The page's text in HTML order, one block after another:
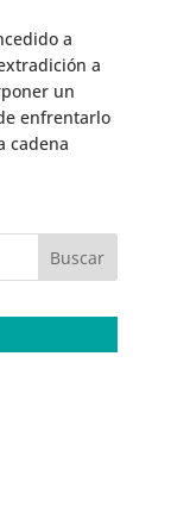
a
a
un
enfrentarlo
cadena